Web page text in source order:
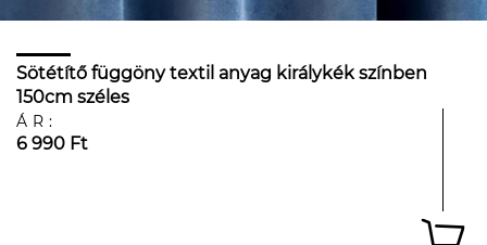
Sötétítő függöny textil anyag királykék színben
150cm széles
ÁR:
6 990 Ft